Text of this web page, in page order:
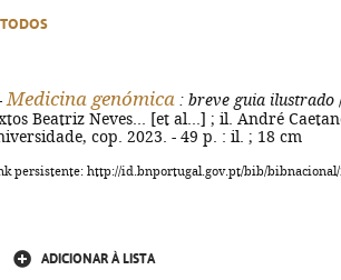
Medicina genómica : breve guia ilustrado
Beatriz Neves... [et al...] ; il. André
cop. 2023. - 49 p. : il. ; 18 cm
persistente: http://id.bnportugal.gov.pt/bib/bibnacional/
ADICIONAR À LISTA